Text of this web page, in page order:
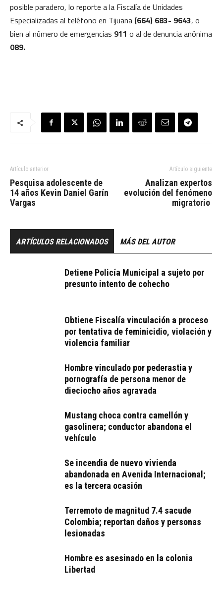
posible paradero, lo reporte a la Fiscalía de Unidades
Especializadas al teléfono en Tijuana (664) 683- 9643, o
bien al número de emergencias 911 o al de denuncia anónima
089.
Artículo anterior
Pesquisa adolescente de
14 años Kevin Daniel Garín
Vargas
Artículo siguiente
Analizan expertos
evolución del fenómeno
migratorio
ARTÍCULOS RELACIONADOS MÁS DEL AUTOR
Detiene Policía Municipal a sujeto por
presunto intento de cohecho
Obtiene Fiscalía vinculación a proceso
por tentativa de feminicidio, violación y
violencia familiar
Hombre vinculado por pederastia y
pornografía de persona menor de
dieciocho años agravada
Mustang choca contra camellón y
gasolinera; conductor abandona el
vehículo
Se incendia de nuevo vivienda
abandonada en Avenida Internacional;
es la tercera ocasión
Terremoto de magnitud 7.4 sacude
Colombia; reportan daños y personas
lesionadas
Hombre es asesinado en la colonia
Libertad